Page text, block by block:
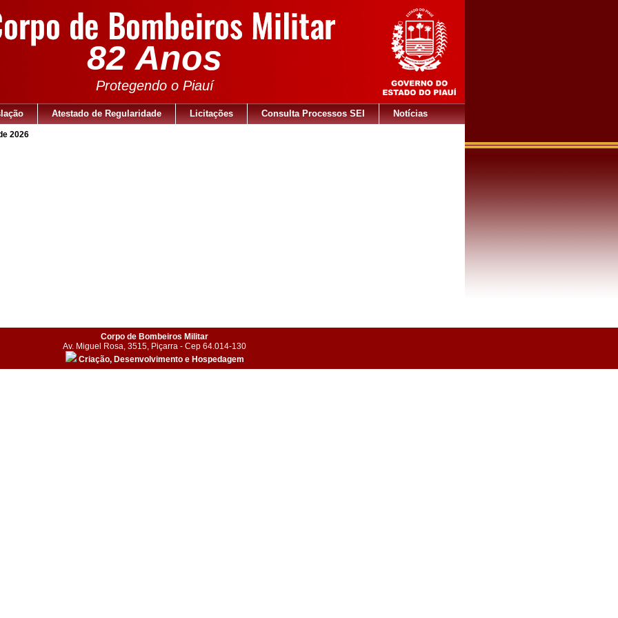
82 Anos
Protegendo o Piauí
Atestado de Regularidade Licitações Consulta Processos SEI Notícias
2026
Corpo de Bombeiros Militar
Av. Miguel Rosa, 3515, Piçarra - Cep 64.014-130
Criação, Desenvolvimento e Hospedagem